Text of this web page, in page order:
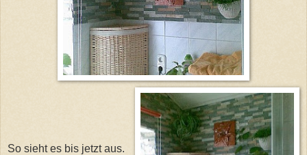
So sieht es bis jetzt aus.